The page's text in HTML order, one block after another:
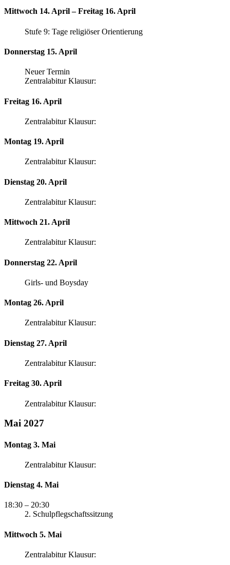
Mittwoch 14. April – Freitag 16. April
Stufe 9: Tage religiöser Orientierung
Donnerstag 15. April
Neuer Termin
Zentralabitur Klausur:
Freitag 16. April
Zentralabitur Klausur:
Montag 19. April
Zentralabitur Klausur:
Dienstag 20. April
Zentralabitur Klausur:
Mittwoch 21. April
Zentralabitur Klausur:
Donnerstag 22. April
Girls- und Boysday
Montag 26. April
Zentralabitur Klausur:
Dienstag 27. April
Zentralabitur Klausur:
Freitag 30. April
Zentralabitur Klausur:
Mai 2027
Montag 3. Mai
Zentralabitur Klausur:
Dienstag 4. Mai
18:30 – 20:30
2. Schulpflegschaftssitzung
Mittwoch 5. Mai
Zentralabitur Klausur: